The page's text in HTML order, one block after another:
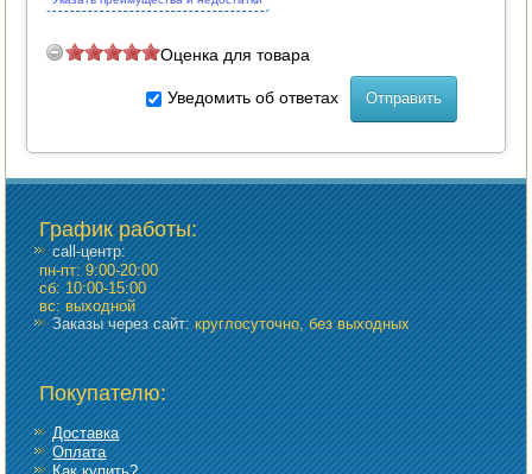
Оценка для товара
Уведомить об ответах
График работы:
call-центр:
пн-пт: 9:00-20:00
сб: 10:00-15:00
вс: выходной
Заказы через сайт:круглосуточно, без выходных
Покупателю:
Доставка
Оплата